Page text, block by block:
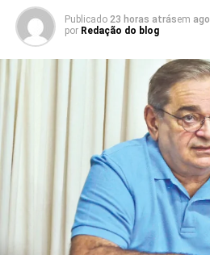
Publicado 23 horas atrásem
por Redação do blog